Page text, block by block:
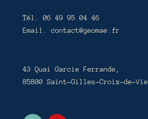
Tél. 06 49 95 04 46
Email. contact@geomae.fr
43 Quai Garcie Ferrande,
85800 Saint-Gilles-Croix-de-Vie